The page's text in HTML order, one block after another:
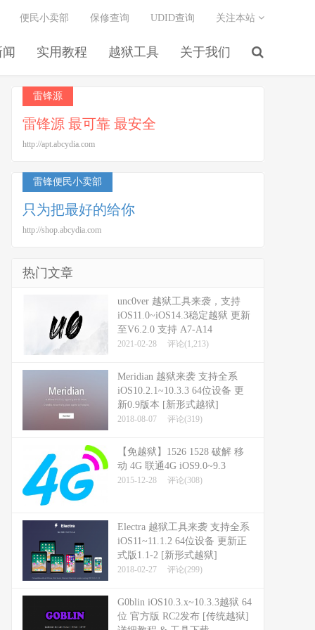
实用教程 越狱工具 关于我们
便民小卖部 保修查询 UDID查询 关注本站
雷锋源
雷锋源 最可靠 最安全
http://apt.abcydia.com
雷锋便民小卖部
只为把最好的给你
http://shop.abcydia.com
热门文章
unc0ver 越狱工具来袭，支持
iOS11.0~iOS14.3稳定越狱 更新
至V6.2.0 支持 A7-A14
2021-02-28 评论(1,213)
Meridian 越狱来袭 支持全系
iOS10.2.1~10.3.3 64位设备 更
新0.9版本 [新形式越狱]
2018-08-07 评论(319)
【免越狱】1526 1528 破解 移
动 4G 联通4G iOS9.0~9.3
2015-12-28 评论(308)
Electra 越狱工具来袭 支持全系
iOS11~11.1.2 64位设备 更新正
式版1.1-2 [新形式越狱]
2018-02-27 评论(299)
G0blin iOS10.3.x~10.3.3越狱 64
位 官方版 RC2发布 [传统越狱]